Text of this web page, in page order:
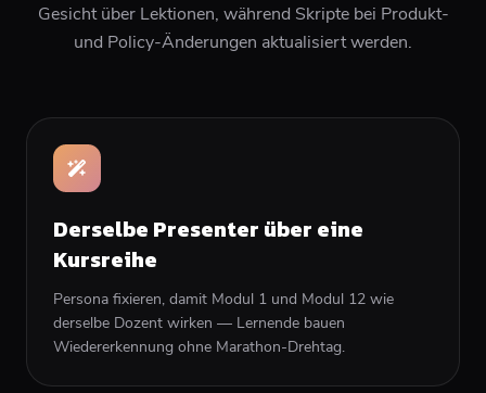
Gesicht über Lektionen, während Skripte bei Produkt-
und Policy-Änderungen aktualisiert werden.
Derselbe Presenter über eine
Kursreihe
Persona fixieren, damit Modul 1 und Modul 12 wie
derselbe Dozent wirken — Lernende bauen
Wiedererkennung ohne Marathon-Drehtag.